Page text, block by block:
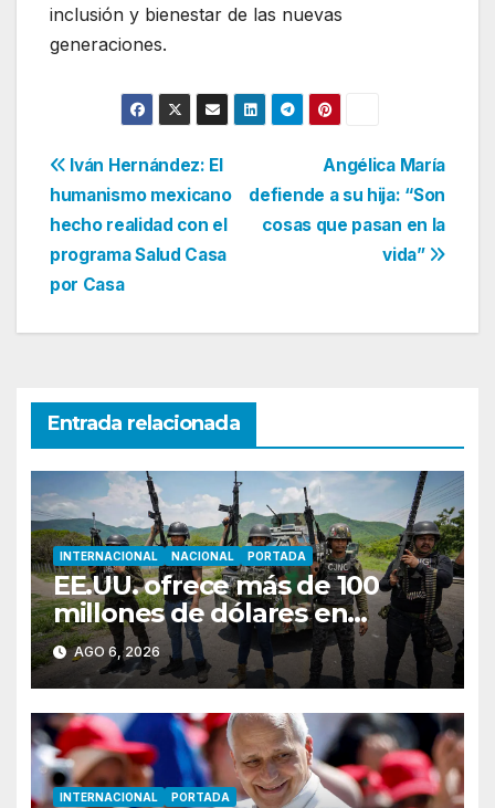
inclusión y bienestar de las nuevas
generaciones.
Navegación
de
entradas
Angélica María
defiende a su hija: “Son
cosas que pasan en la
vida”
Iván Hernández: El
humanismo mexicano
hecho realidad con el
programa Salud Casa
por Casa
Entrada relacionada
INTERNACIONAL NACIONAL PORTADA
EE.UU. ofrece más de 100
millones de dólares en
recompensas por líderes del
CJNG
AGO 6, 2026
INTERNACIONAL PORTADA